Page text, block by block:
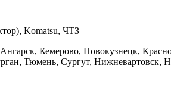
Komatsu, ЧТЗ
Кемерово, Новокузнецк,
Тюмень, Сургут,